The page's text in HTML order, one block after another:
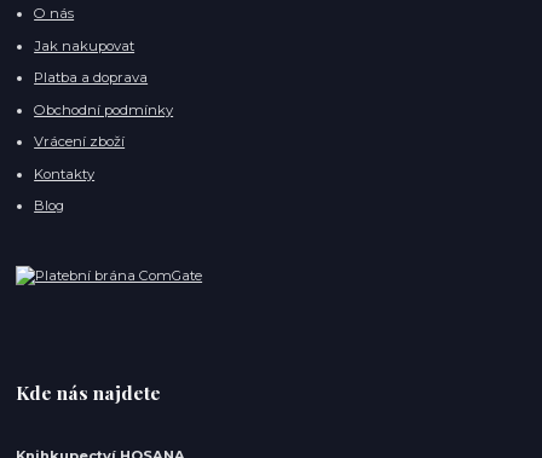
O nás
Jak nakupovat
Platba a doprava
Obchodní podmínky
Vrácení zboží
Kontakty
Blog
Kde nás najdete